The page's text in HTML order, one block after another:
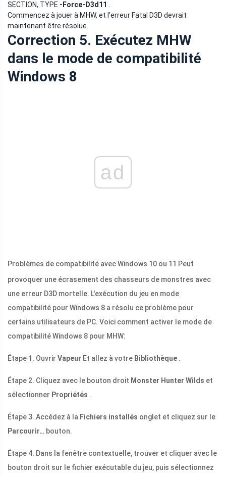
SECTION, TYPE -Force-D3d11
Commencez à jouer à MHW, et l'erreur Fatal D3D devrait
maintenant être résolue.
Correction 5. Exécutez MHW
dans le mode de compatibilité
Windows 8
ad
Problèmes de compatibilité avec Windows 10 ou 11 Peut
provoquer une écrasement des chasseurs de monstres avec
une erreur D3D mortelle. L'exécution du jeu en mode
compatibilité pour Windows 8 a résolu ce problème pour
certains utilisateurs de PC. Voici comment activer le mode de
compatibilité Windows 8 pour MHW:
Étape 1. Ouvrir Vapeur Et allez à votre Bibliothèque .
Étape 2. Cliquez avec le bouton droit Monster Hunter Wilds et
sélectionner Propriétés .
Étape 3. Accédez à la Fichiers installés onglet et cliquez sur le
Parcourir… bouton.
Étape 4. Dans la fenêtre contextuelle, trouver et cliquer avec le
bouton droit sur le fichier exécutable du jeu, puis sélectionnez